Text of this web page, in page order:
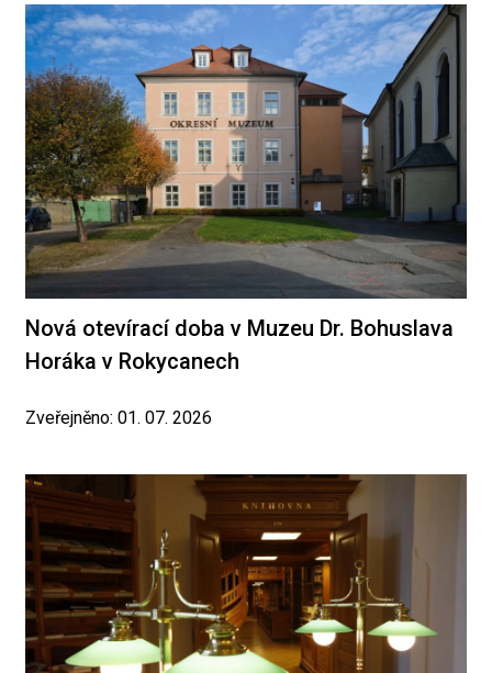
Nová otevírací doba v Muzeu Dr. Bohuslava
Horáka v Rokycanech
Zveřejněno: 01. 07. 2026